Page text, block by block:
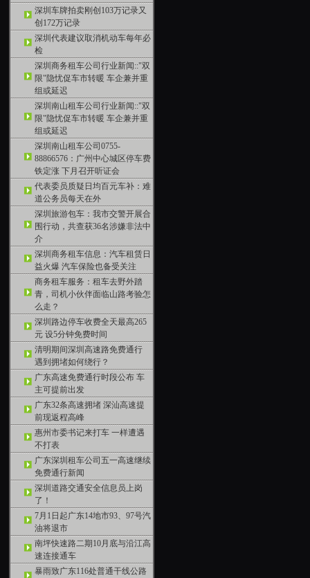
深圳车牌拍卖刚创103万记录又
创172万记录
深圳代表建议取消机动车每年必
检
深圳商务租车公司行业新闻::"双
限"隐忧促车市转暖 车企兼并重
组或延迟
深圳南山租车公司行业新闻::"双
限"隐忧促车市转暖 车企兼并重
组或延迟
深圳南山租车公司0755-
88866576：广州中心城区停车费
铁定涨 下月召开听证会
代表委员质疑日均百元车补：难
道公务员每天在外
深圳旅游包车：我市交警开展合
围行动，共查获36名涉嫌非法中
介
深圳商务租车信息：汽车租赁日
益火爆 汽车保险也备受关注
商务租车服务：租车去野外踏
青，司机小伙伴面临山路考验怎
么走？
深圳路边停车收费全天最高265
元 设5分钟免费时间
清明期间深圳高速路免费通行
遇到拥堵如何绕行？
广东高速免费通行时段公布 车
主可提前出发
广东32条高速拥堵 深汕高速提
前现返程高峰
惠州市委书记来打车 一样遭遇
不打表
广东深圳租车公司五一高速继续
免费通行新闻
深圳道路交通安全信息员上岗
了！
7月1日起广东14地市93、97号汽
油将退市
南坪快速路二期10月底与沿江高
速连接通车
暴雨致广东116处普通干线公路